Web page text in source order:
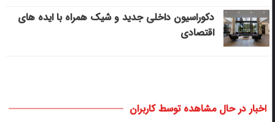
دکوراسیون داخلی جدید و شیک همراه با ایده های
اقتصادی
اخبار در حال مشاهده توسط کاربران